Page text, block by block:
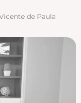
de Paula